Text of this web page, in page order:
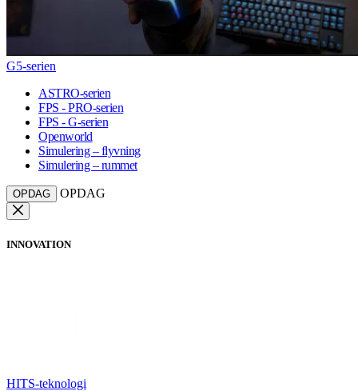
G5-serien
ASTRO-serien
FPS - PRO-serien
FPS - G-serien
Openworld
Simulering – flyvning
Simulering – rummet
OPDAG OPDAG
INNOVATION
HITS-teknologi